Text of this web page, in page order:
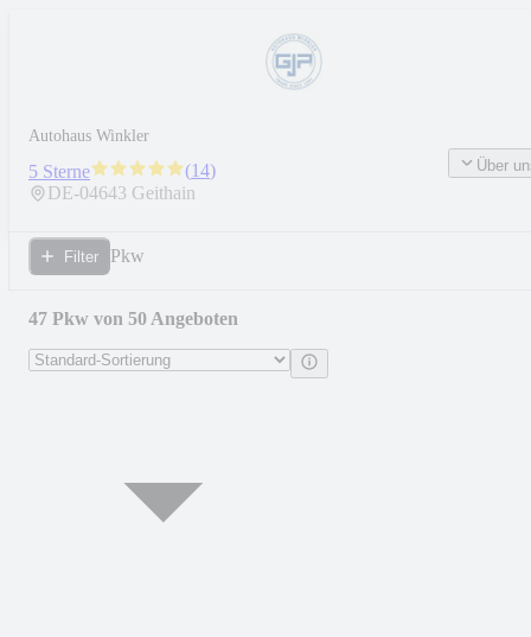
Autohaus Winkler
5 Sterne (14)
DE-04643 Geithain
Über
Filter Pkw
47 Pkw von 50 Angeboten